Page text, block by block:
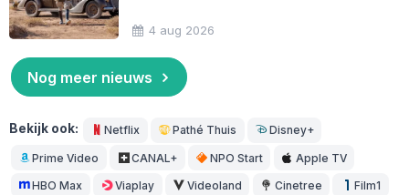
4 aug 2026
Nog meer nieuws
Bekijk ook: Netflix Pathé Thuis Disney+
Prime Video CANAL+ NPO Start Apple TV
HBO Max Viaplay Videoland Cinetree Film1